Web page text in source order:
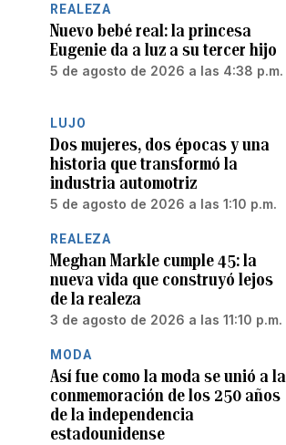
REALEZA
Nuevo bebé real: la princesa
Eugenie da a luz a su tercer hijo
5 de agosto de 2026 a las 4:38 p.m.
LUJO
Dos mujeres, dos épocas y una
historia que transformó la
industria automotriz
5 de agosto de 2026 a las 1:10 p.m.
REALEZA
Meghan Markle cumple 45: la
nueva vida que construyó lejos
de la realeza
3 de agosto de 2026 a las 11:10 p.m.
MODA
Así fue como la moda se unió a la
conmemoración de los 250 años
de la independencia
estadounidense